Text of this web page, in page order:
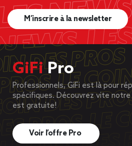
M’inscrire à la newsletter
GiFiPro
Professionnels, GiFi est là pour
spécifiques. Découvrez vite notre
est gratuite!
Voir l’offre Pro